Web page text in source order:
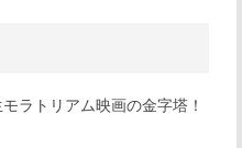
ラトリアム映画の金字塔！